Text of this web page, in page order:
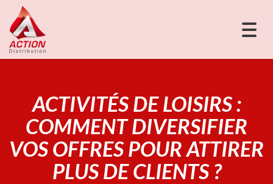
ACTIVITÉS DE LOISIRS :
COMMENT DIVERSIFIER
VOS OFFRES POUR ATTIRER
PLUS DE CLIENTS ?